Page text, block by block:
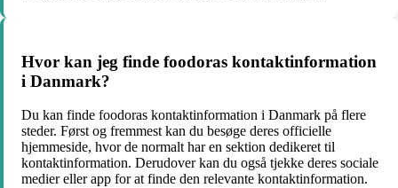
Hvor kan jeg finde foodoras kontaktinformation
i Danmark?
Du kan finde foodoras kontaktinformation i Danmark på flere
steder. Først og fremmest kan du besøge deres officielle
hjemmeside, hvor de normalt har en sektion dedikeret til
kontaktinformation. Derudover kan du også tjekke deres sociale
medier eller app for at finde den relevante kontaktinformation.